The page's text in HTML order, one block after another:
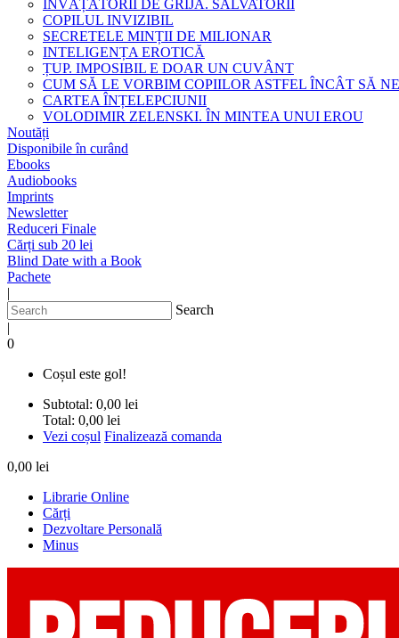
INVĂȚĂTORII DE GRIJĂ. SALVATORII
COPILUL INVIZIBIL
SECRETELE MINȚII DE MILIONAR
INTELIGENȚA EROTICĂ
ȚUP. IMPOSIBIL E DOAR UN CUVÂNT
CUM SĂ LE VORBIM COPIILOR ASTFEL ÎNCÂT SĂ
CARTEA ÎNȚELEPCIUNII
VOLODIMIR ZELENSKI. ÎN MINTEA UNUI EROU
Noutăți
Disponibile în curând
Ebooks
Audiobooks
Imprints
Newsletter
Reduceri Finale
Cărți sub 20 lei
Blind Date with a Book
Pachete
|
Search
|
0
Coșul este gol!
Subtotal: 0,00 lei
Total: 0,00 lei
Vezi coșul Finalizează comanda
0,00 lei
Librarie Online
Cărți
Dezvoltare Personală
Minus